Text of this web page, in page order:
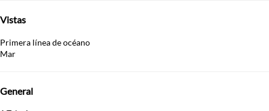
Vistas
Primera línea de océano
Mar
General